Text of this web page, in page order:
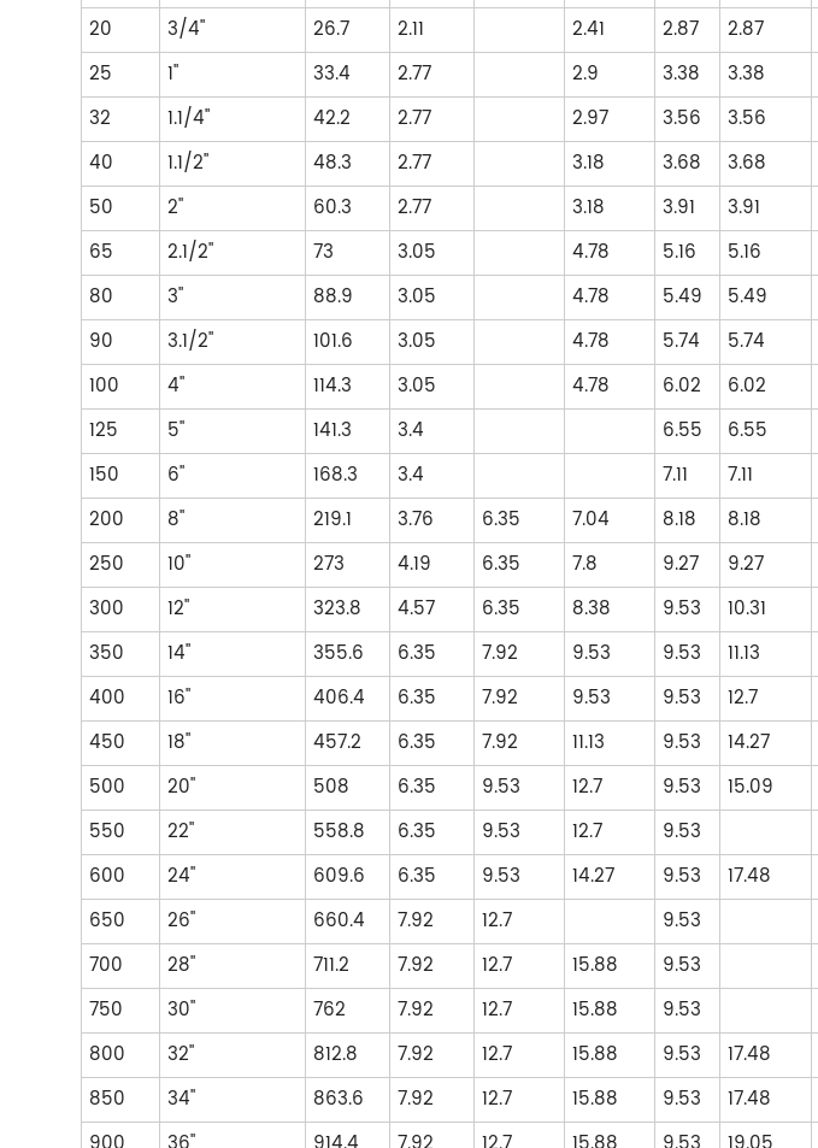
20
3/4" 26.7 2.11 2.41 2.87 2.87
25
1" 33.4 2.77 2.9 3.38 3.38
32
1.1/4" 42.2 2.77 2.97 3.56 3.56
40
1.1/2" 48.3 2.77 3.18 3.68 3.68
50
2" 60.3 2.77 3.18 3.91 3.91
65
2.1/2" 73 3.05 4.78 5.16 5.16
80
3" 88.9 3.05 4.78 5.49 5.49
90
3.1/2" 101.6 3.05 4.78 5.74 5.74
100
4" 114.3 3.05 4.78 6.02 6.02
125
5" 141.3 3.4 6.55 6.55
150
6" 168.3 3.4 7.11 7.11
200
8" 219.1 3.76 6.35 7.04 8.18 8.18
250
10" 273 4.19 6.35 7.8 9.27 9.27
300
12" 323.8 4.57 6.35 8.38 9.53 10.31
350
14" 355.6 6.35 7.92 9.53 9.53 11.13
400
16" 406.4 6.35 7.92 9.53 9.53 12.7
450
18" 457.2 6.35 7.92 11.13 9.53 14.27
500
20" 508 6.35 9.53 12.7 9.53 15.09
550
22" 558.8 6.35 9.53 12.7 9.53
600
24" 609.6 6.35 9.53 14.27 9.53 17.48
650
26" 660.4 7.92 12.7 9.53
700
28" 711.2 7.92 12.7 15.88 9.53
750
30" 762 7.92 12.7 15.88 9.53
800
32" 812.8 7.92 12.7 15.88 9.53 17.48
850
34" 863.6 7.92 12.7 15.88 9.53 17.48